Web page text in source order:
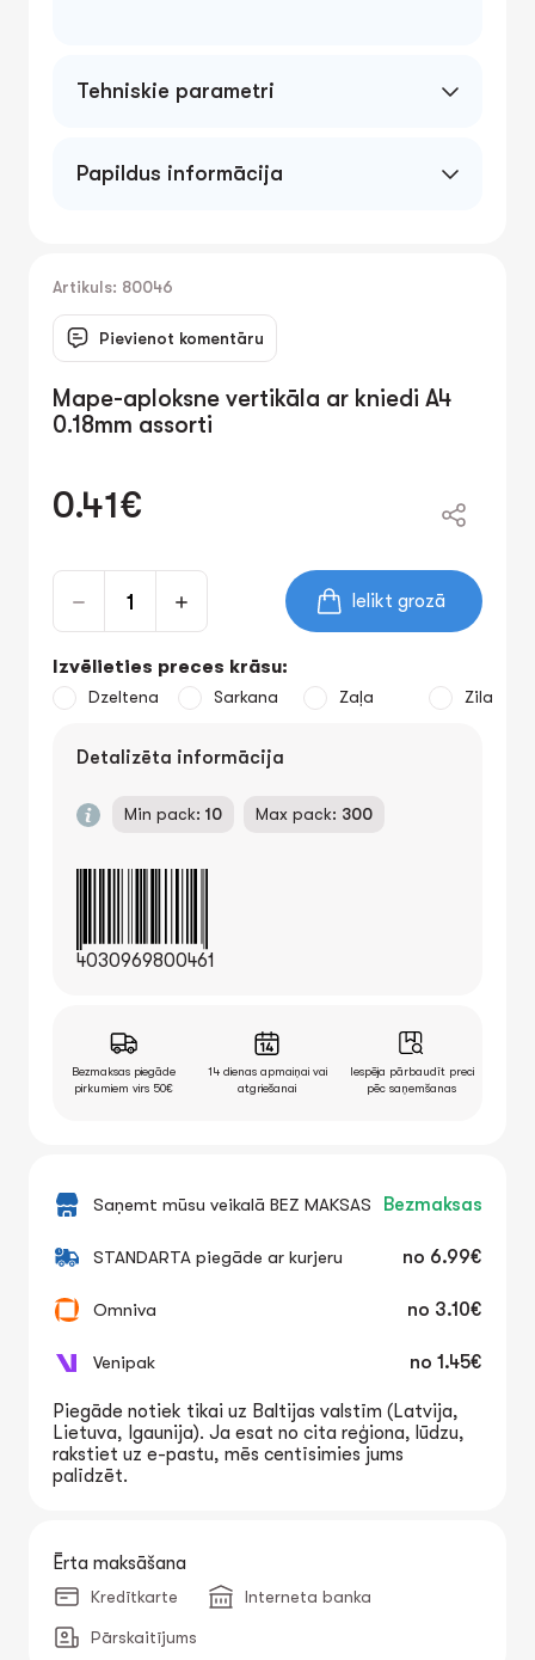
Tehniskie parametri
Papildus informācija
Artikuls: 80046
Pievienot komentāru
Mape-aploksne vertikāla ar kniedi A4
0.18mm assorti
0.41€
Ielikt grozā
Izvēlieties preces krāsu:
Dzeltena Sarkana Zaļa Zila
Detalizēta informācija
Min pack: 10 Max pack: 300
4030969800461
Bezmaksas piegāde
pirkumiem virs 50€
14 dienas apmaiņai vai
atgriešanai
Iespēja pārbaudīt preci
pēc saņemšanas
Saņemt mūsu veikalā BEZ MAKSAS Bezmaksas
STANDARTA piegāde ar kurjeru no 6.99€
Omniva no 3.10€
Venipak no 1.45€
Piegāde notiek tikai uz Baltijas valstīm (Latvija,
Lietuva, Igaunija). Ja esat no cita reģiona, lūdzu,
rakstiet uz e-pastu, mēs centīsimies jums
palīdzēt.
Ērta maksāšana
Kredītkarte Interneta banka
Pārskaitījums